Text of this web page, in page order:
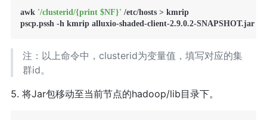
awk '/clusterid/{print $NF}' /etc/hosts > kmrip
pscp.pssh -h kmrip alluxio-shaded-client-2.9.0.2-SNAPSHOT.jar /
注：以上命令中，clusterid为变量值，填写对应的集
群id。
5. 将Jar包移动至当前节点的hadoop/lib目录下。